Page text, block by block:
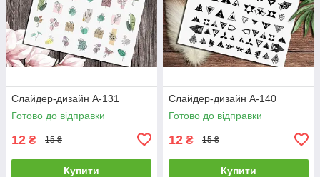
Слайдер-дизайн A-131
Готово до відправки
12 ₴ 15 ₴
Купити
Слайдер-дизайн A-140
Готово до відправки
12 ₴ 15 ₴
Купити